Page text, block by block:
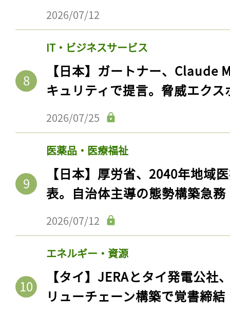
2026/07/12
IT・ビジネスサービス
【日本】ガートナー、Claude
キュリティで提言。脅威エク
2026/07/25
医薬品・医療福祉
【日本】厚労省、2040年地域
表。自治体主導の態勢構築急務
2026/07/12
エネルギー・資源
【タイ】JERAとタイ発電公社
リューチェーン構築で覚書締結